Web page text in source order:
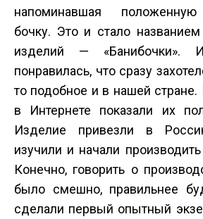
напоминавшая положенную
бочку. Это и стало
изделий — «Бани­бочки».
понравилась, что сразу
то подобное и в нашей стране.
в Интернете показали их
Изделие привезли в
изучили и начали
Конечно, говорить о
было смешно, правильнее
сделали первый опытный